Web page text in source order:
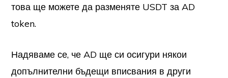
това ще можете да разменяте USDT за AD
token.
Надяваме се, че AD ще си осигури някои
допълнителни бъдещи вписвания в други